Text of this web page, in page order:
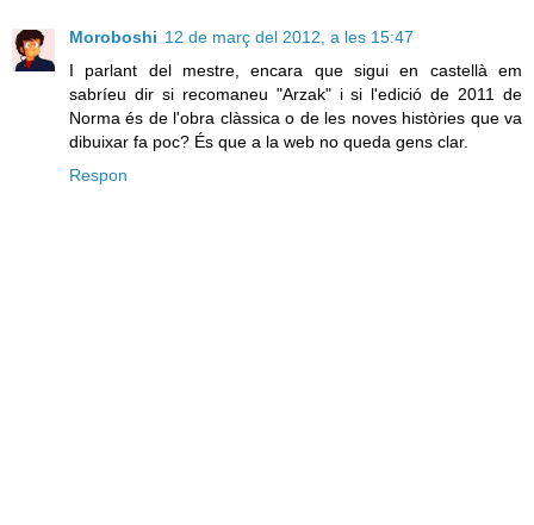
Moroboshi 12 de març del 2012, a les 15:47
I parlant del mestre, encara que sigui en castellà em
sabríeu dir si recomaneu "Arzak" i si l'edició de 2011 de
Norma és de l'obra clàssica o de les noves històries que va
dibuixar fa poc? És que a la web no queda gens clar.
Respon